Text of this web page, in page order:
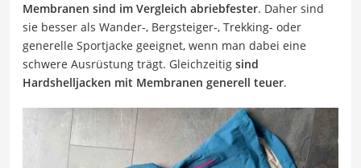
Membranen sind im Vergleich abriebfester. Daher sind
sie besser als Wander-, Bergsteiger-, Trekking- oder
generelle Sportjacke geeignet, wenn man dabei eine
schwere Ausrüstung trägt. Gleichzeitig sind
Hardshelljacken mit Membranen generell teuer.